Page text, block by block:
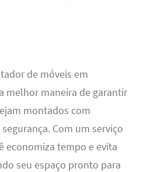
de móveis em
melhor maneira de garantir
montados com
Com um serviço
economiza tempo e evita
seu espaço pronto para